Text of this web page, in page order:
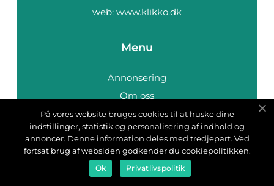
web: www.klikko.dk
Menu
Annonsering
Om oss
Cookies
Kontakta oss
Sitemap
På vores website bruges cookies til at huske dine
indstillinger, statistik og personalisering af indhold og
annoncer. Denne information deles med tredjepart. Ved
fortsat brug af websiden godkender du cookiepolitikken.
Ok Privatlivspolitik